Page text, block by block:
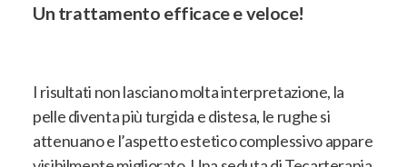
Un trattamento efficace e veloce!
I risultati non lasciano molta interpretazione, la
pelle diventa più turgida e distesa, le rughe si
attenuano e l’aspetto estetico complessivo appare